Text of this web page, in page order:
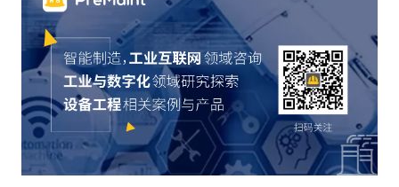
*联系人
*公司名称
* 行业